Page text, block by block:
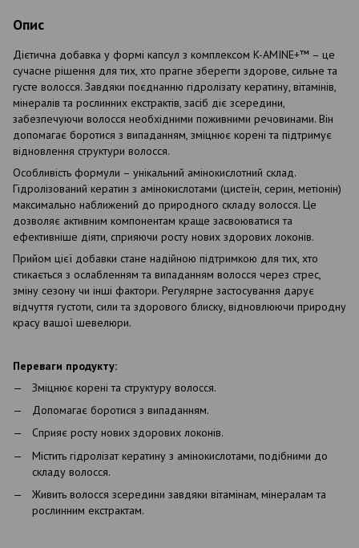
Опис
Дієтична добавка у формі капсул з комплексом K-AMINE+™ – це
сучасне рішення для тих, хто прагне зберегти здорове, сильне та
густе волосся. Завдяки поєднанню гідролізату кератину, вітамінів,
мінералів та рослинних екстрактів, засіб діє зсередини,
забезпечуючи волосся необхідними поживними речовинами. Він
допомагає боротися з випаданням, зміцнює корені та підтримує
відновлення структури волосся.
Особливість формули – унікальний амінокислотний склад.
Гідролізований кератин з амінокислотами (цистеїн, серин, метіонін)
максимально наближений до природного складу волосся. Це
дозволяє активним компонентам краще засвоюватися та
ефективніше діяти, сприяючи росту нових здорових локонів.
Прийом цієї добавки стане надійною підтримкою для тих, хто
стикається з ослабленням та випаданням волосся через стрес,
зміну сезону чи інші фактори. Регулярне застосування дарує
відчуття густоти, сили та здорового блиску, відновлюючи природну
красу вашої шевелюри.
Переваги продукту:
Зміцнює корені та структуру волосся.
Допомагає боротися з випаданням.
Сприяє росту нових здорових локонів.
Містить гідролізат кератину з амінокислотами, подібними до
складу волосся.
Живить волосся зсередини завдяки вітамінам, мінералам та
рослинним екстрактам.